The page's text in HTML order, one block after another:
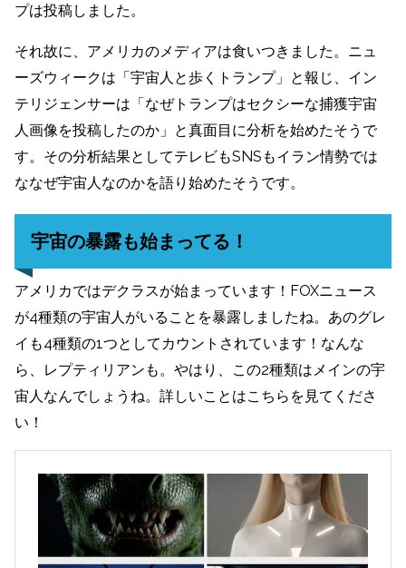
プは投稿しました。
それ故に、アメリカのメディアは食いつきました。ニュ
ーズウィークは「宇宙人と歩くトランプ」と報じ、イン
テリジェンサーは「なぜトランプはセクシーな捕獲宇宙
人画像を投稿したのか」と真面目に分析を始めたそうで
す。その分析結果としてテレビもSNSもイラン情勢では
ななぜ宇宙人なのかを語り始めたそうです。
宇宙の暴露も始まってる！
アメリカではデクラスが始まっています！FOXニュース
が4種類の宇宙人がいることを暴露しましたね。あのグレ
イも4種類の1つとしてカウントされています！なんな
ら、レプティリアンも。やはり、この2種類はメインの宇
宙人なんでしょうね。詳しいことはこちらを見てくださ
い！